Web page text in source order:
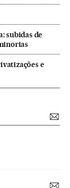
subidas de
e